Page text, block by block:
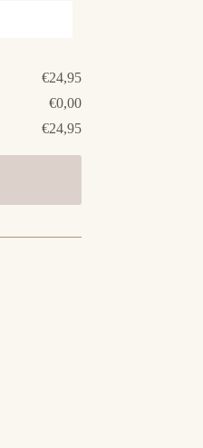
€24,95
€0,00
€24,95